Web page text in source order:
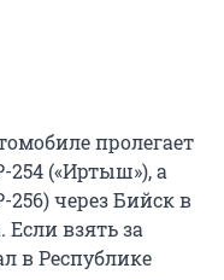
пролегает
254 («Иртыш»), а
через Бийск в
взять за
в Республике